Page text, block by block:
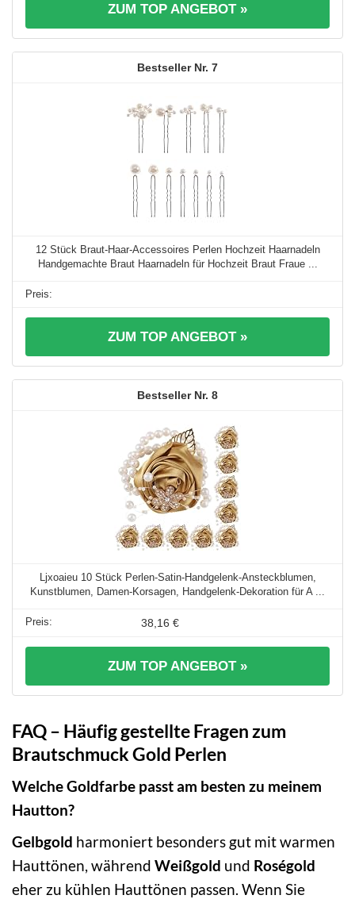
ZUM TOP ANGEBOT »
7
12 Stück Braut-Haar-Accessoires Perlen Hochzeit Haarnadeln
Handgemachte Braut Haarnadeln für Hochzeit Braut Fraue ...
ZUM TOP ANGEBOT »
8
Ljxoaieu 10 Stück Perlen-Satin-Handgelenk-Ansteckblumen,
Kunstblumen, Damen-Korsagen, Handgelenk-Dekoration für A ...
38,16 €
ZUM TOP ANGEBOT »
FAQ – Häufig gestellte Fragen zum
Brautschmuck Gold Perlen
Welche Goldfarbe passt am besten zu meinem
Hautton?
Gelbgold harmoniert besonders gut mit warmen
Hauttönen, während Weißgold und Roségold
eher zu kühlen Hauttönen passen. Wenn Sie